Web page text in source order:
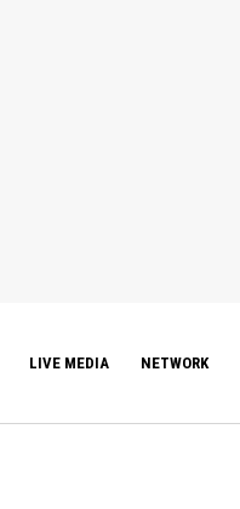
LIVE MEDIA NETWORK